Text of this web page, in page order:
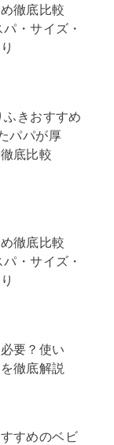
徹底比較
・サイズ・
ふきおすすめ
パパが厚
底比較
徹底比較
・サイズ・
要？使い
徹底解説
すめのベビ